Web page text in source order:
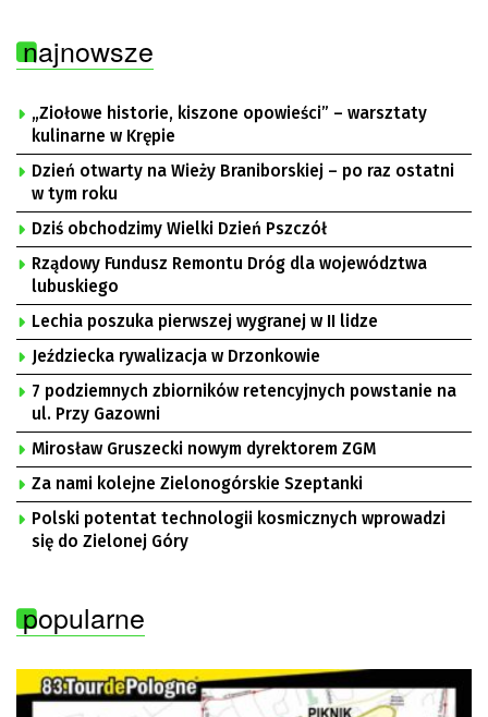
najnowsze
„Ziołowe historie, kiszone opowieści” – warsztaty
kulinarne w Krępie
Dzień otwarty na Wieży Braniborskiej – po raz ostatni
w tym roku
Dziś obchodzimy Wielki Dzień Pszczół
Rządowy Fundusz Remontu Dróg dla województwa
lubuskiego
Lechia poszuka pierwszej wygranej w II lidze
Jeździecka rywalizacja w Drzonkowie
7 podziemnych zbiorników retencyjnych powstanie na
ul. Przy Gazowni
Mirosław Gruszecki nowym dyrektorem ZGM
Za nami kolejne Zielonogórskie Szeptanki
Polski potentat technologii kosmicznych wprowadzi
się do Zielonej Góry
popularne